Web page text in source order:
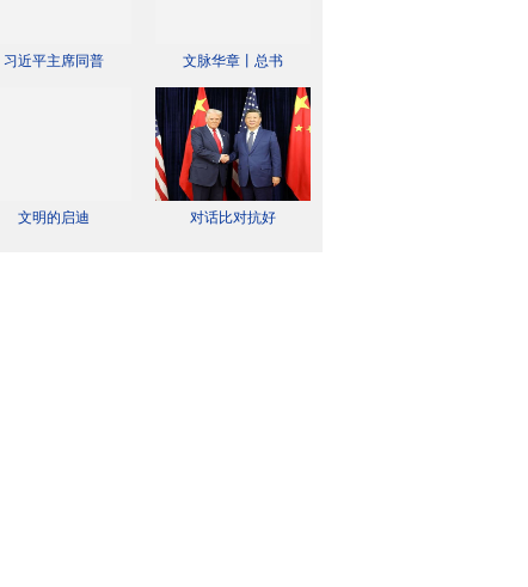
习近平主席同普 文脉华章丨总书
文明的启迪 对话比对抗好